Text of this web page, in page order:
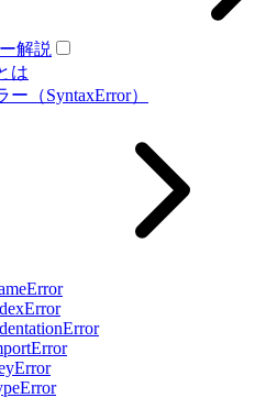
解説
は
ー（SyntaxError）